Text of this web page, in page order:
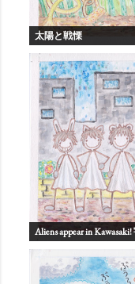
太陽と戦慄
Aliens appear in